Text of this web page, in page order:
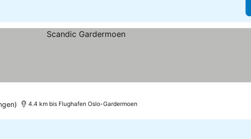
4.4 km bis Flughafen Oslo-Gardermoen